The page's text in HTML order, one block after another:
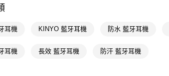
耳機 KINYO 藍牙耳機 防水 藍牙耳機
耳機 長效 藍牙耳機 防汗 藍牙耳機